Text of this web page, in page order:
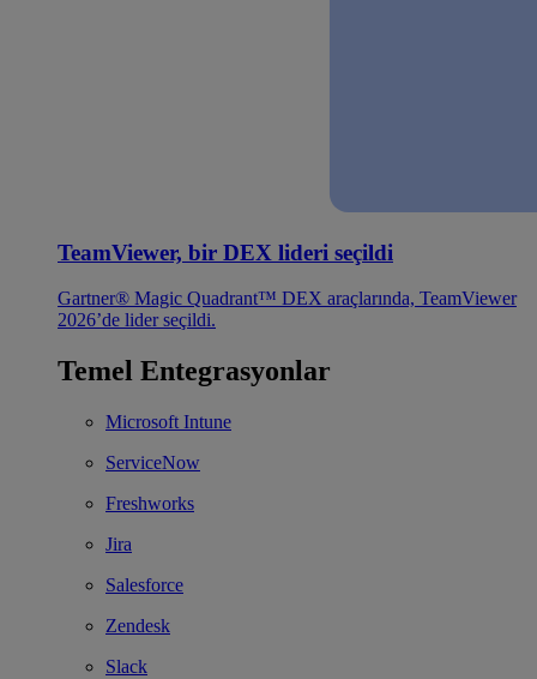
TeamViewer, bir DEX lideri seçildi
Gartner® Magic Quadrant™ DEX araçlarında, TeamViewer
2026’de lider seçildi.
Temel Entegrasyonlar
Microsoft Intune
ServiceNow
Freshworks
Jira
Salesforce
Zendesk
Slack